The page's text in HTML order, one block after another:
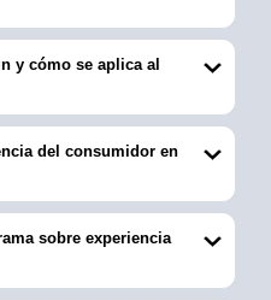
y cómo se aplica al
del consumidor en
sobre experiencia